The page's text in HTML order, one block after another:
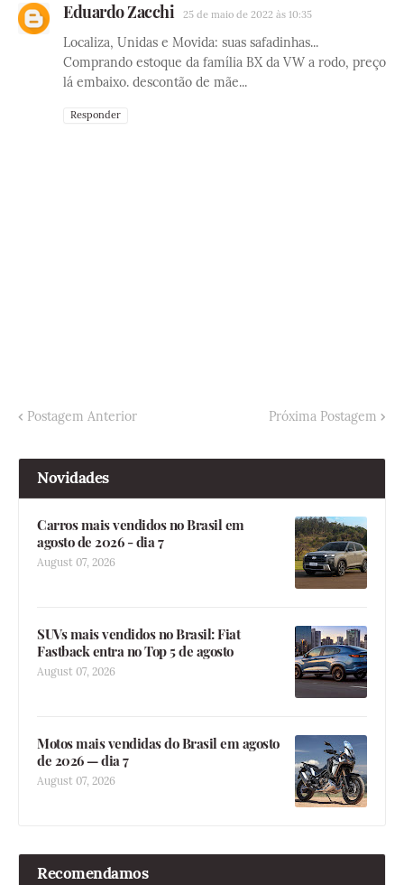
Eduardo Zacchi 25 de maio de 2022 às 10:35
Localiza, Unidas e Movida: suas safadinhas...
Comprando estoque da família BX da VW a rodo, preço
lá embaixo. descontão de mãe...
Responder
Postagem Anterior Próxima Postagem
Novidades
Carros mais vendidos no Brasil em
agosto de 2026 - dia 7
August 07, 2026
SUVs mais vendidos no Brasil: Fiat
Fastback entra no Top 5 de agosto
August 07, 2026
Motos mais vendidas do Brasil em agosto
de 2026 — dia 7
August 07, 2026
Recomendamos